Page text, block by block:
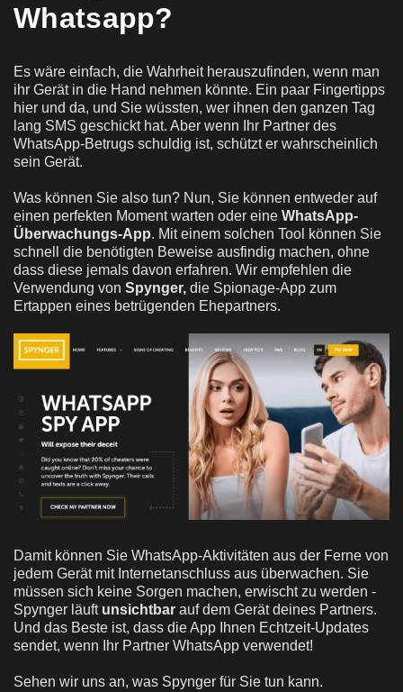
Whatsapp?
Es wäre einfach, die Wahrheit herauszufinden, wenn man
ihr Gerät in die Hand nehmen könnte. Ein paar Fingertipps
hier und da, und Sie wüssten, wer ihnen den ganzen Tag
lang SMS geschickt hat. Aber wenn Ihr Partner des
WhatsApp-Betrugs schuldig ist, schützt er wahrscheinlich
sein Gerät.
Was können Sie also tun? Nun, Sie können entweder auf
einen perfekten Moment warten oder eine WhatsApp-
Überwachungs-App. Mit einem solchen Tool können Sie
schnell die benötigten Beweise ausfindig machen, ohne
dass diese jemals davon erfahren. Wir empfehlen die
Verwendung von Spynger, die Spionage-App zum
Ertappen eines betrügenden Ehepartners.
Damit können Sie WhatsApp-Aktivitäten aus der Ferne von
jedem Gerät mit Internetanschluss aus überwachen. Sie
müssen sich keine Sorgen machen, erwischt zu werden -
Spynger läuft unsichtbar auf dem Gerät deines Partners.
Und das Beste ist, dass die App Ihnen Echtzeit-Updates
sendet, wenn Ihr Partner WhatsApp verwendet!
Sehen wir uns an, was Spynger für Sie tun kann.